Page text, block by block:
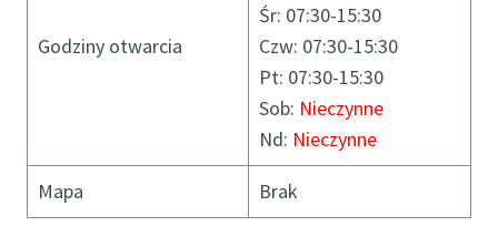
Godziny otwarcia
Śr: 07:30-15:30
Czw: 07:30-15:30
Pt: 07:30-15:30
Sob: Nieczynne
Nd: Nieczynne
Mapa Brak